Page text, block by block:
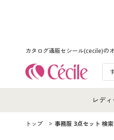
カタログ通販セシール(cecile)の
レデ
レディ
トップ 事務服 3点セット 検